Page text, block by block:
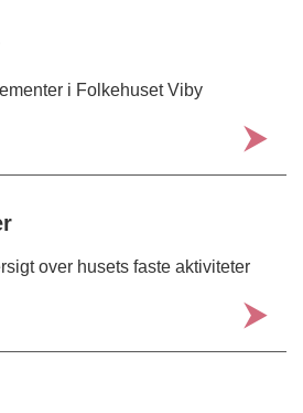
i Folkehuset Viby
over husets faste aktiviteter